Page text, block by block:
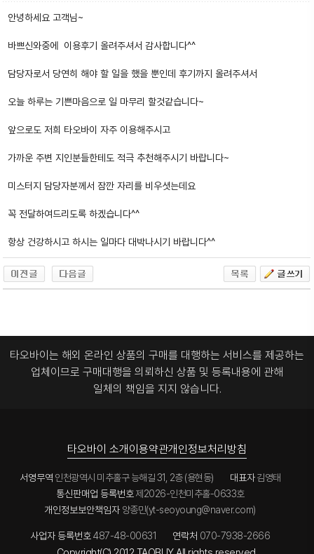
안녕하세요 고객님~
바쁘신와중에 이용후기 올려주셔서 감사합니다^^
담당자로서 당연히 해야 할 일을 했을 뿐인데 후기까지 올려주셔서
오늘 하루는 기쁜마음으로 일 마무리 할것같습니다~
앞으로도 저희 타오바이 자주 이용해주시고
가까운 주변 지인분들한테도 적극 추천해주시기 바랍니다~
미스터지 담당자분께서 잠깐 자리를 비우셧는데요
꼭 전달하여드리도록 하겠습니다^^
항상 건강하시고 하시는 일마다 대박나시기 바랍니다^^
타오바이는 해외 온라인 상품의 구매를 대행하는 서비스를 제공하는
업체이므로 구매대행을 의뢰하신 상품 및 등록내용에 관해
일체의 책임을 지지 않습니다.
타오바이 소개이용약관개인정보처리방침
서영무역 인천광역시 미추홀구 능해길 31, 2층 (용현동) 대표자김영태
통신판매업 등록번호제2026-인천미추홀-0633호
개인정보보안책임자 양종민(yt-seoyoung@naver.com)
사업자 등록번호487-48-00631 연락처 070-7938-2666